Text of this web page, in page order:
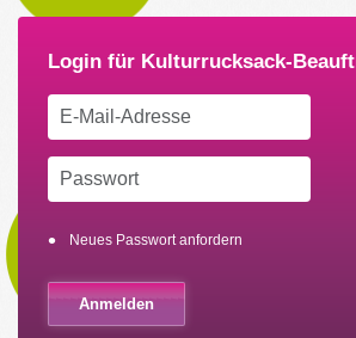
Neues Passwort anfordern